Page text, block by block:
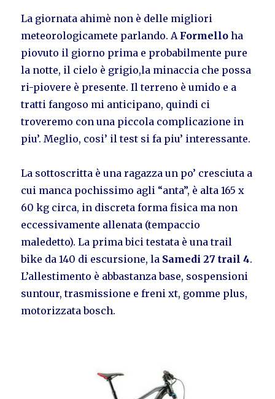
La giornata ahimè non è delle migliori
meteorologicamete parlando. A Formello ha
piovuto il giorno prima e probabilmente pure
la notte, il cielo è grigio,la minaccia che possa
ri-piovere è presente. Il terreno è umido e a
tratti fangoso mi anticipano, quindi ci
troveremo con una piccola complicazione in
piu’. Meglio, cosi’ il test si fa piu’ interessante.
La sottoscritta è una ragazza un po’ cresciuta a
cui manca pochissimo agli “anta”, è alta 165 x
60 kg circa, in discreta forma fisica ma non
eccessivamente allenata (tempaccio
maledetto). La prima bici testata è una trail
bike da 140 di escursione, la Samedi 27 trail 4.
L’allestimento è abbastanza base, sospensioni
suntour, trasmissione e freni xt, gomme plus,
motorizzata bosch.